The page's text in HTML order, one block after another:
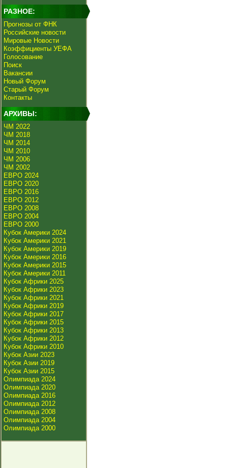
РАЗНОЕ:
Прогнозы от ФНК
Российские новости
Мировые Новости
Коэффициенты УЕФА
Голосование
Поиск
Вакансии
Новый Форум
Старый Форум
Контакты
АРХИВЫ:
ЧМ 2022
ЧМ 2018
ЧМ 2014
ЧМ 2010
ЧМ 2006
ЧМ 2002
ЕВРО 2024
ЕВРО 2020
ЕВРО 2016
ЕВРО 2012
ЕВРО 2008
ЕВРО 2004
ЕВРО 2000
Кубок Америки 2024
Кубок Америки 2021
Кубок Америки 2019
Кубок Америки 2016
Кубок Америки 2015
Кубок Америки 2011
Кубок Африки 2025
Кубок Африки 2023
Кубок Африки 2021
Кубок Африки 2019
Кубок Африки 2017
Кубок Африки 2015
Кубок Африки 2013
Кубок Африки 2012
Кубок Африки 2010
Кубок Азии 2023
Кубок Азии 2019
Кубок Азии 2015
Олимпиада 2024
Олимпиада 2020
Олимпиада 2016
Олимпиада 2012
Олимпиада 2008
Олимпиада 2004
Олимпиада 2000